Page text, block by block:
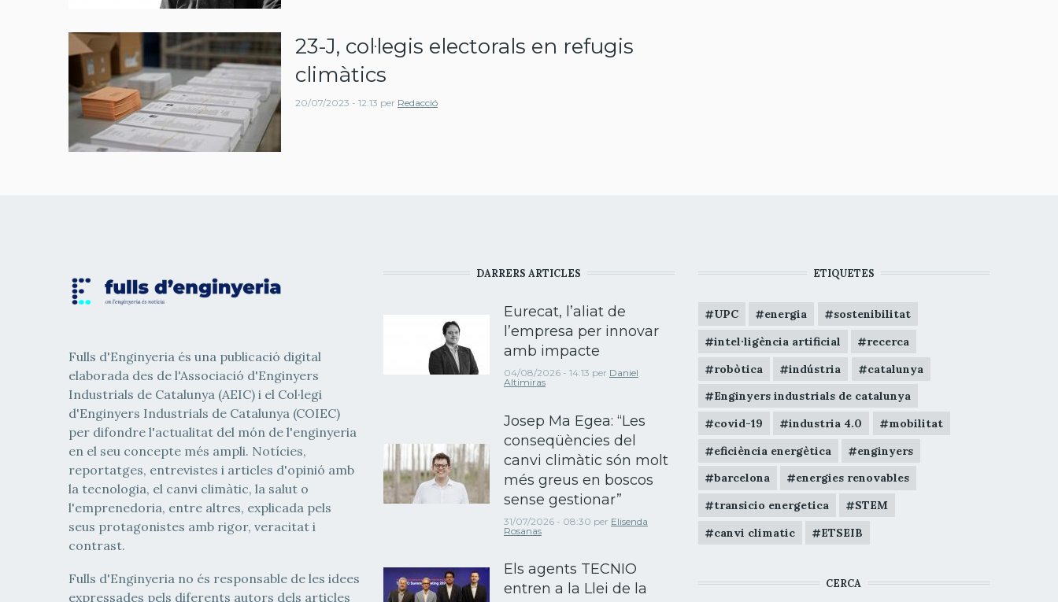
23-J, col·legis electorals en refugis
climàtics
20/07/2023 - 12:13 per Redacció
Fulls d'Enginyeria és una publicació digital
elaborada des de l'Associació d'Enginyers
Industrials de Catalunya (AEIC) i el Col·legi
d'Enginyers Industrials de Catalunya (COIEC)
per difondre l'actualitat del món de l'enginyeria
en el seu concepte més ampli. Notícies,
reportatges, entrevistes i articles d'opinió amb
la tecnologia, el canvi climàtic, la salut o
l'emprenedoria, entre altres, explicada pels
seus protagonistes amb rigor, veracitat i
contrast.
Fulls d'Enginyeria no és responsable de les idees
expressades pels diferents autors dels articles
DARRERS ARTICLES
Eurecat, l’aliat de
l’empresa per innovar
amb impacte
04/08/2026 - 14:13 per Daniel
Altimiras
Josep Ma Egea: “Les
conseqüències del
canvi climàtic són molt
més greus en boscos
sense gestionar”
31/07/2026 - 08:30 per Elisenda
Rosanas
Els agents TECNIO
entren a la Llei de la
ETIQUETES
UPC energia
sostenibilitat
intel·ligència artificial
recerca
robòtica
indústria
catalunya
Enginyers industrials de catalunya
covid-19
industria 4.0
mobilitat
eficiència energètica
enginyers
barcelona
energies renovables
transicio energetica
STEM
canvi climatic
ETSEIB
CERCA